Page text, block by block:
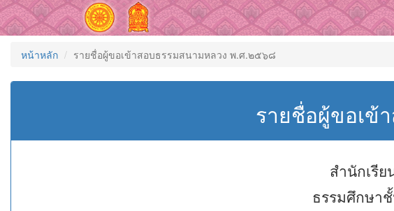
หน้าหลัก รายชื่อผู้ขอเข้าสอบธรรมสนามหลวง พ.ศ.๒๕๖๘
รายชื่อผู้ขอเข้
สำนักเรี
ธรรมศึกษา